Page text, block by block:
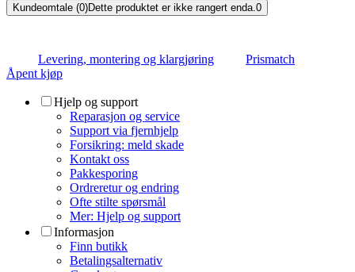
Kundeomtale (0)Dette produktet er ikke rangert enda. 0
Levering, montering og klargjøring
Prismatch
Åpent kjøp
Hjelp og support
Reparasjon og service
Support via fjernhjelp
Forsikring: meld skade
Kontakt oss
Pakkesporing
Ordreretur og endring
Ofte stilte spørsmål
Mer: Hjelp og support
Informasjon
Finn butikk
Betalingsalternativ